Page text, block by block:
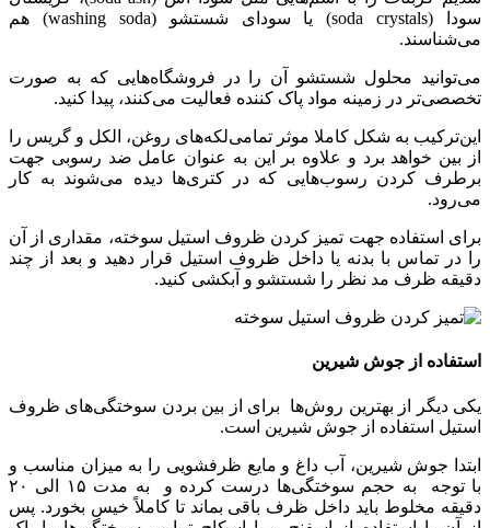
سودا (soda crystals) یا سودای شستشو (washing soda) هم
می‌شناسند.
می‌توانید محلول شستشو آن را در فروشگاه‌‌هایی که به صورت
تخصصی‌‌تر در زمینه مواد پاک‌ کننده فعالیت می‌کنند، پیدا کنید.
این‌ترکیب به‌ شکل کاملا موثر تمامی‌لکه‌‌های روغن، الکل و گریس را
از بین خواهد برد و علاوه بر این به‌ عنوان عامل ضد رسوبی جهت
برطرف کردن رسوب‌‌هایی که در کتری‌‌ها دیده می‌شوند به کار
می‌رود.
برای استفاده جهت تمیز کردن ظروف استیل سوخته، مقداری از آن
را در تماس با بدنه یا داخل ظروف استیل قرار دهید و بعد از چند
دقیقه ظرف مد نظر را شستشو و آبکشی کنید.
استفاده از جوش شیرین
یکی دیگر از بهترین روش‌ها برای از بین بردن سوختگی‌های ظروف
استیل استفاده از جوش شیرین است.
ابتدا جوش شیرین، آب داغ و مایع ظرفشویی را به میزان مناسب و
با توجه به حجم سوختگی‌ها درست کرده و به مدت ۱۵ الی ۲۰
دقیقه مخلوط باید داخل ظرف باقی بماند تا کاملاً خیس بخورد. پس